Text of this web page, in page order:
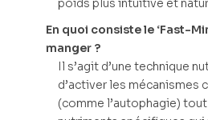
poids plus intuitive et
En quoi consiste le ‘Fast-
manger ?
Il s’agit d’une technique
d’activer les mécanismes
(comme l’autophagie)